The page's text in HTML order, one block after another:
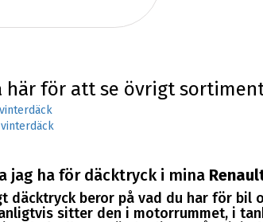
här för att se övrigt
jag ha för däcktryck i mina
däcktryck beror på vad du har för bil
sitter den i motorrummet, i